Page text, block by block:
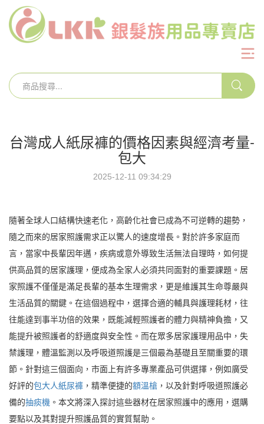
台灣成人紙尿褲的價格因素與經濟考量-
包大
2025-12-11 09:34:29
隨著全球人口結構快速老化，高齡化社會已成為不可逆轉的趨勢，
隨之而來的居家照護需求正以驚人的速度增長。對於許多家庭而
言，當家中長輩因年邁，疾病或意外導致生活無法自理時，如何提
供高品質的居家護理，便成為全家人必須共同面對的重要課題。居
家照護不僅僅是滿足長輩的基本生理需求，更是維護其生命尊嚴與
生活品質的關鍵。在這個過程中，選擇合適的輔具與護理耗材，往
往能達到事半功倍的效果，既能減輕照護者的體力與精神負擔，又
能提升被照護者的舒適度與安全性。而在眾多居家護理用品中，失
禁護理，體溫監測以及呼吸道照護是三個最為基礎且至關重要的環
節。針對這三個面向，市面上有許多專業產品可供選擇，例如廣受
好評的包大人紙尿褲 ，精準便捷的額溫槍 ，以及針對呼吸道照護必
備的抽痰機 。本文將深入探討這些器材在居家照護中的應用，選購
要點以及其對提升照護品質的實質幫助。